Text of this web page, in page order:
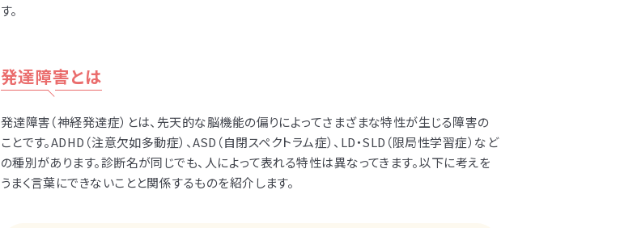
す。
発達障害とは
発達障害（神経発達症）とは、先天的な脳機能の偏りによってさまざまな特性が生じる障害の
ことです。ADHD（注意欠如多動症）、ASD（自閉スペクトラム症）、LD・SLD（限局性学習症）など
の種別があります。診断名が同じでも、人によって表れる特性は異なってきます。以下に考えを
うまく言葉にできないことと関係するものを紹介します。